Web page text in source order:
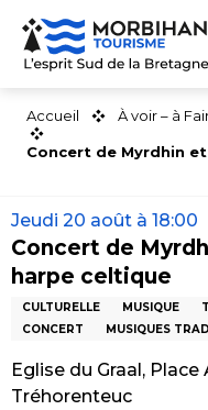
Aller
contenu
Accueil À voir – à
Concert de Myrdhin
Jeudi 20 août à 18:00
Concert de
harpe celtique
CULTURELLE MUSIQUE
CONCERT
MUSIQUES
Eglise du Graal,
Tréhorenteuc